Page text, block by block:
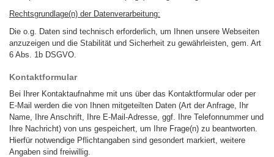
Rechtsgrundlage(n) der Datenverarbeitung:
Die o.g. Daten sind technisch erforderlich, um Ihnen unsere Webseiten
anzuzeigen und die Stabilität und Sicherheit zu gewährleisten, gem. Art
6 Abs. 1b DSGVO.
Kontaktformular
Bei Ihrer Kontaktaufnahme mit uns über das Kontaktformular oder per
E-Mail werden die von Ihnen mitgeteilten Daten (Art der Anfrage, Ihr
Name, Ihre Anschrift, Ihre E-Mail-Adresse, ggf. Ihre Telefonnummer und
Ihre Nachricht) von uns gespeichert, um Ihre Frage(n) zu beantworten.
Hierfür notwendige Pflichtangaben sind gesondert markiert, weitere
Angaben sind freiwillig.